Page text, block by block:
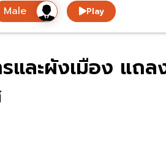
Play
รและผังเมือง แถ